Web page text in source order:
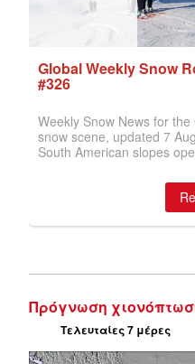
Πρόγνωση
Τελευταίες 7 μέρες